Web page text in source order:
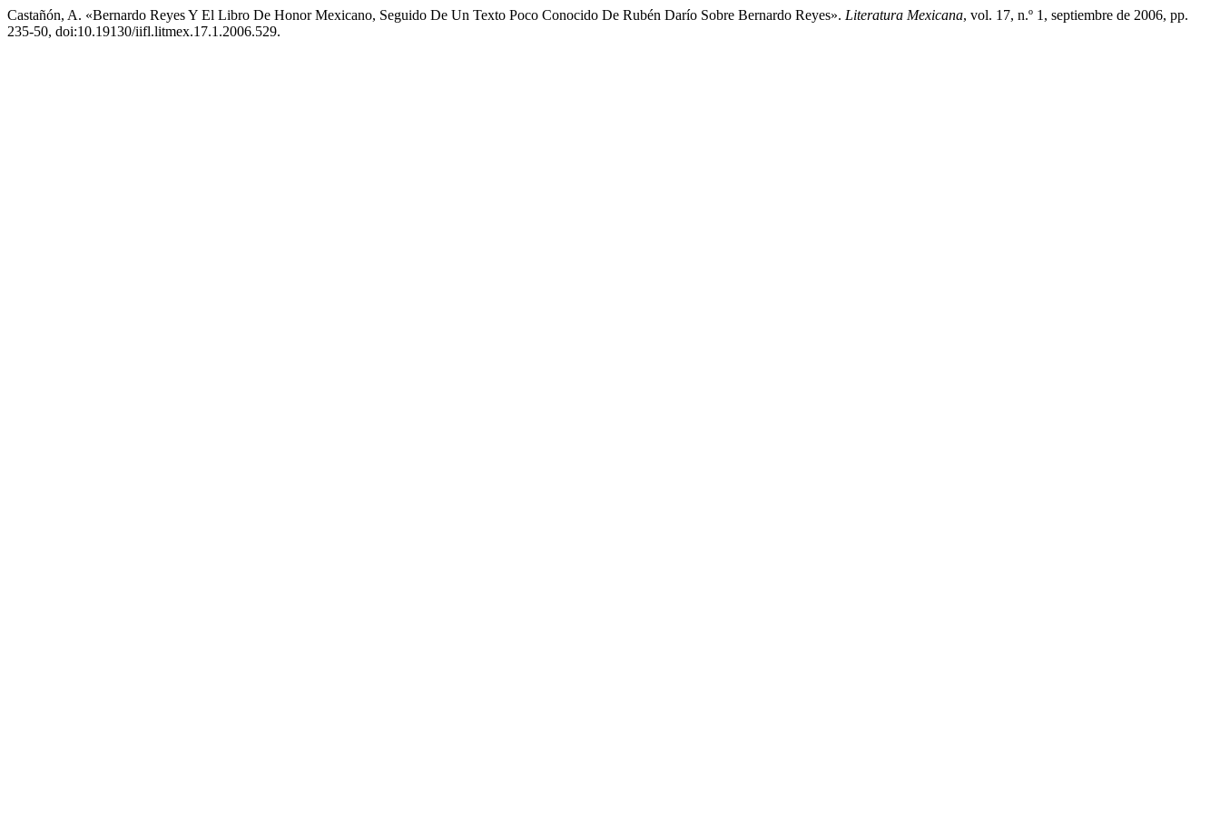
Castañón, A. «Bernardo Reyes Y El Libro De Honor Mexicano, Seguido De Un Texto Poco Conocido De Rubén Darío Sobre Bernardo Reyes». Literatura Mexicana, vol. 17, n.º 1, septiembre de 2006, pp.
235-50, doi:10.19130/iifl.litmex.17.1.2006.529.